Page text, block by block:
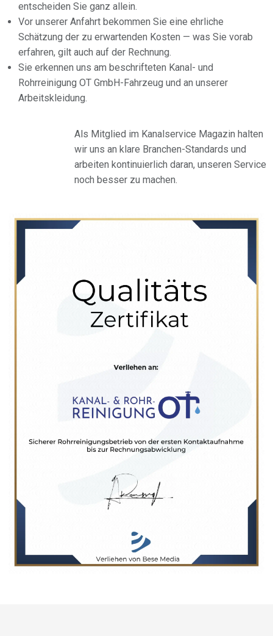
entscheiden Sie ganz allein.
Vor unserer Anfahrt bekommen Sie eine ehrliche
Schätzung der zu erwartenden Kosten — was Sie vorab
erfahren, gilt auch auf der Rechnung.
Sie erkennen uns am beschrifteten Kanal- und
Rohrreinigung OT GmbH-Fahrzeug und an unserer
Arbeitskleidung.
Als Mitglied im Kanalservice Magazin halten
wir uns an klare Branchen-Standards und
arbeiten kontinuierlich daran, unseren Service
noch besser zu machen.